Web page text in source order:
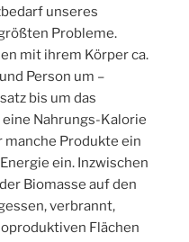
unseres
Probleme.
mit ihrem Körper ca.
Person um –
bis um das
Nahrungs-Kalorie
Produkte ein
ein. Inzwischen
Biomasse auf den
verbrannt,
Flächen